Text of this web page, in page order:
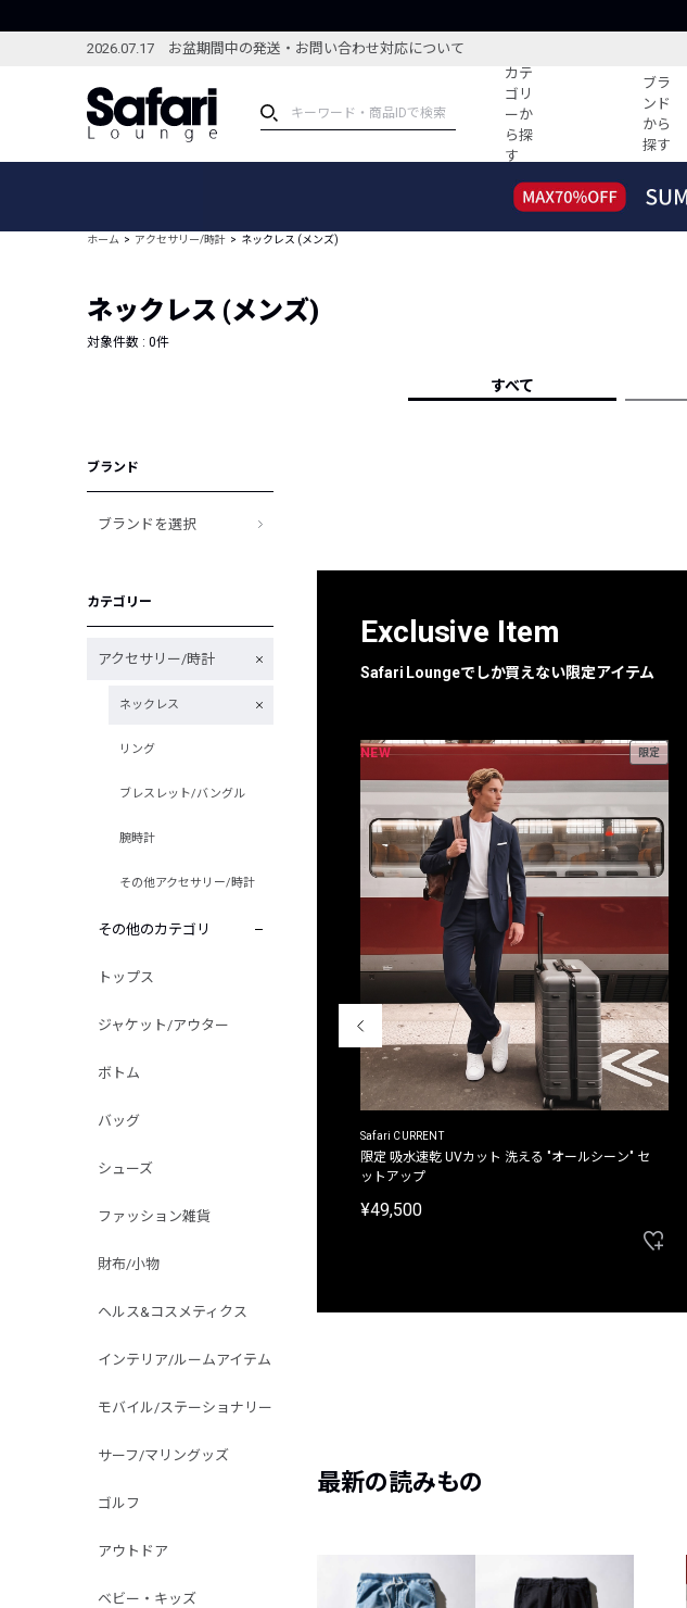
2026.07.17 お盆期間中の発送・お問い合わせ対応について
カテ
ゴリ
ーか
ら探
す
ブラ
ンド
から
探す
ブランドから探す
新着アイテム
編集部のおすすめアイテム
すべての記事
人気記事
フォーカス
ホーム アクセサリー/時計 ネックレス (メンズ)
ネックレス (メンズ)
対象件数 : 0件
すべて
ブランド
ブランドを選択
カテゴリー
アクセサリー/時計
ネックレス
リング
ブレスレット/バングル
腕時計
その他アクセサリー/時計
その他のカテゴリ
トップス
ジャケット/アウター
ボトム
バッグ
シューズ
ファッション雑貨
財布/小物
ヘルス&コスメティクス
インテリア/ルームアイテム
モバイル/ステーショナリー
サーフ/マリングッズ
ゴルフ
アウトドア
ベビー・キッズ
Exclusive Item
Safari Loungeでしか買えない限定アイテム
NEW 限定
Safari CURRENT
限定 吸水速乾 UVカット 洗える "オールシーン" セ
ットアップ
¥49,500
最新の読みもの